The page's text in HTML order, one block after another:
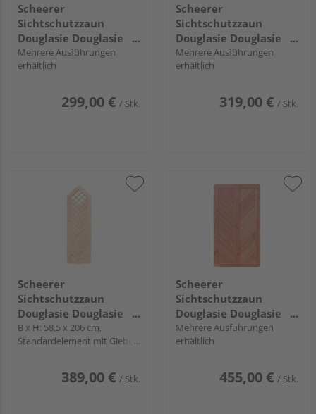
Scheerer
Sichtschutzzaun
Douglasie Douglasie
natur unbehandelt
"Wilsede"
Mehrere Ausführungen
erhältlich
299,00 € / Stk.
Scheerer
Sichtschutzzaun
Douglasie Douglasie
natur unbehandelt
"Wilsede"
Mehrere Ausführungen
erhältlich
319,00 € / Stk.
Scheerer
Sichtschutzzaun
Douglasie Douglasie
natur unbehandelt
"Wilsede"
B x H: 58,5 x 206 cm,
Standardelement mit Giebel
389,00 € / Stk.
Scheerer
Sichtschutzzaun
Douglasie Douglasie
natur unbehandelt
"Wilsede"
Mehrere Ausführungen
erhältlich
455,00 € / Stk.